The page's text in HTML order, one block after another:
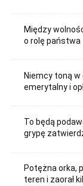
Między
o rolę państwa
Niemcy toną w
emerytalny i
To będą
grypę
Potężna orka,
teren i zaorał